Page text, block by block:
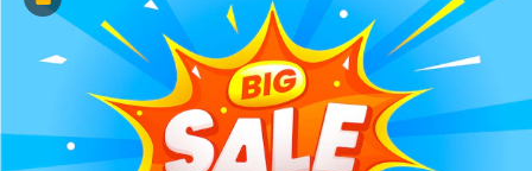
Premium